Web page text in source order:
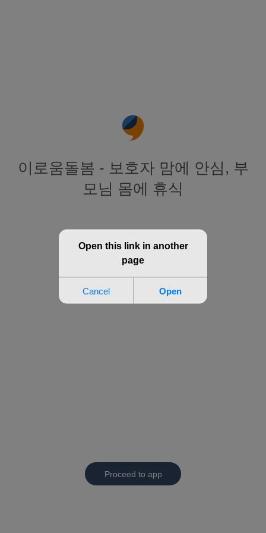
이로움돌봄 - 보호자 맘에 안심, 부
모님 몸에 휴식
Proceed to app